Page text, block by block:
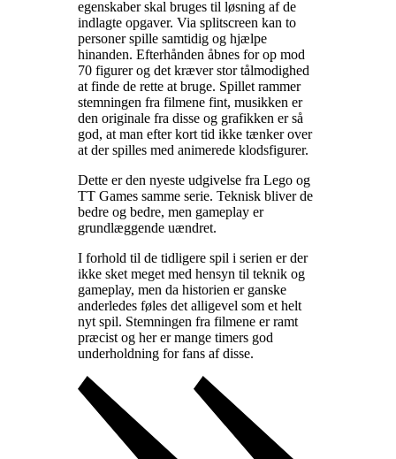
egenskaber skal bruges til løsning af de
indlagte opgaver. Via splitscreen kan to
personer spille samtidig og hjælpe
hinanden. Efterhånden åbnes for op mod
70 figurer og det kræver stor tålmodighed
at finde de rette at bruge. Spillet rammer
stemningen fra filmene fint, musikken er
den originale fra disse og grafikken er så
god, at man efter kort tid ikke tænker over
at der spilles med animerede klodsfigurer.
Dette er den nyeste udgivelse fra Lego og
TT Games samme serie. Teknisk bliver de
bedre og bedre, men gameplay er
grundlæggende uændret.
I forhold til de tidligere spil i serien er der
ikke sket meget med hensyn til teknik og
gameplay, men da historien er ganske
anderledes føles det alligevel som et helt
nyt spil. Stemningen fra filmene er ramt
præcist og her er mange timers god
underholdning for fans af disse.